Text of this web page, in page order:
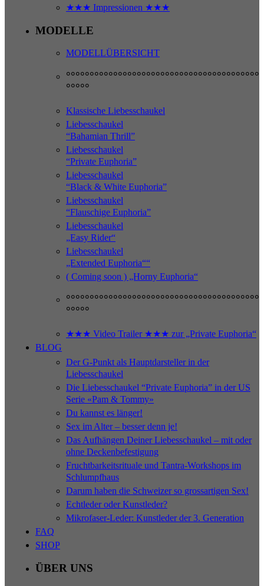
★★★ Impressionen ★★★
MODELLE
MODELLÜBERSICHT
°°°°°°°°°°°°°°°°°°°°°°°°°°°°°°°°°°°°°°°°°
°°°°°
Klassische Liebesschaukel
Liebesschaukel
“Bahamian Thrill”
Liebesschaukel
“Private Euphoria”
Liebesschaukel
“Black & White Euphoria”
Liebesschaukel
“Flauschige Euphoria”
Liebesschaukel
„Easy Rider“
Liebesschaukel
„Extended Euphoria““
( Coming soon ) „Horny Euphoria“
°°°°°°°°°°°°°°°°°°°°°°°°°°°°°°°°°°°°°°°°°
°°°°°
★★★ Video Trailer ★★★ zur „Private Euphoria“
BLOG
Der G-Punkt als Hauptdarsteller in der
Liebesschaukel
Die Liebesschaukel “Private Euphoria” in der US
Serie «Pam & Tommy»
Du kannst es länger!
Sex im Alter – besser denn je!
Das Aufhängen Deiner Liebesschaukel – mit oder
ohne Deckenbefestigung
Fruchtbarkeitsrituale und Tantra-Workshops im
Schlumpfhaus
Darum haben die Schweizer so grossartigen Sex!
Echtleder oder Kunstleder?
Mikrofaser-Leder: Kunstleder der 3. Generation
FAQ
SHOP
ÜBER UNS